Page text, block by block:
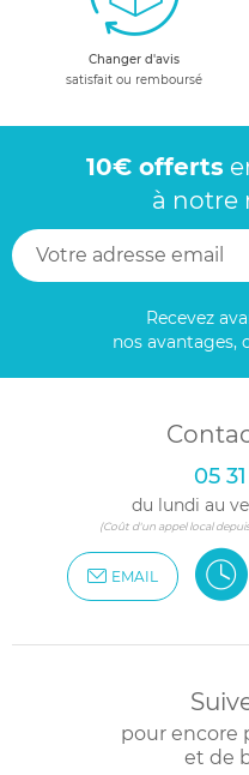
Changer d'avis
satisfait ou remboursé
10€ offerts
à notre
Recevez
nos avantages,
05
du lundi au
(Coût d'un appel local
EMAIL
pour encore
et de